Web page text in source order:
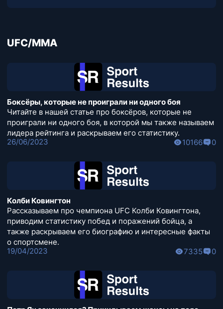
UFC/MMA
Боксёры, которые не проиграли ни одного боя
Читайте в нашей статье про боксёров, которые не
проиграли ни одного боя, в которой мы также называем
лидера рейтинга и раскрываем его статистику.
26/06/2023
10166 0
Колби Ковингтон
Рассказываем про чемпиона UFC Колби Ковингтона,
приводим статистику побед и поражений бойца, а
также раскрываем его биографию и интересные факты
о спортсмене.
19/04/2023
7335 0